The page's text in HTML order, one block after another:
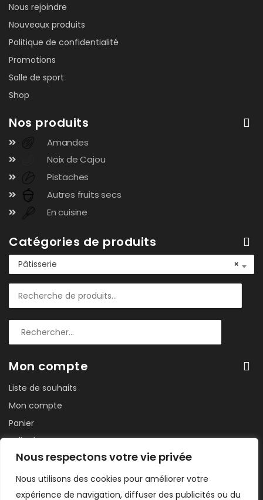
Nous respectons votre vie privée
Nous utilisons des cookies pour améliorer votre
expérience de navigation, diffuser des publicités ou du
Nous rejoindre
Nouveaux produits
Politique de confidentialité
Promotions
Salle de sport
Shop
Nos produits
Amandes
Noix de Cajou
Pistaches
Autres fruits secs
En cuisine
Catégories de produits
×
Pâtisserie
Mon compte
Liste de souhaits
Mon compte
Panier
Salle de sport
Suivi de commande
Tableau de bord